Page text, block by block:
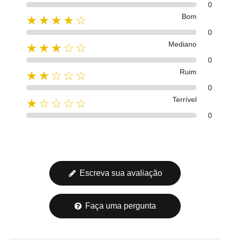
0
★★★★☆
Bom
0
★★★☆☆
Mediano
0
★★☆☆☆
Ruim
0
★☆☆☆☆
Terrível
0
Escreva sua avaliação
Faça uma pergunta